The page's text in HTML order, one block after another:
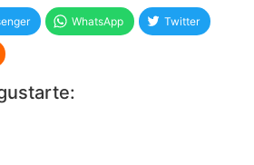
WhatsApp Twitter